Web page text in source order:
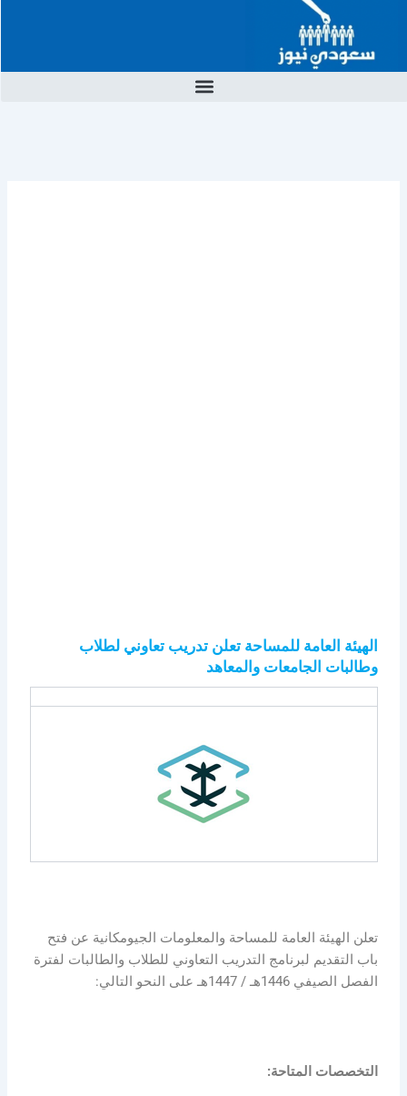
المحتوى
الهيئة العامة للمساحة تعلن تدريب تعاوني لطلاب
وطالبات الجامعات والمعاهد
تعلن الهيئة العامة للمساحة والمعلومات الجيومكانية عن فتح
باب التقديم لبرنامج التدريب التعاوني للطلاب والطالبات لفترة
الفصل الصيفي 1446هـ / 1447هـ على النحو التالي:
التخصصات المتاحة: